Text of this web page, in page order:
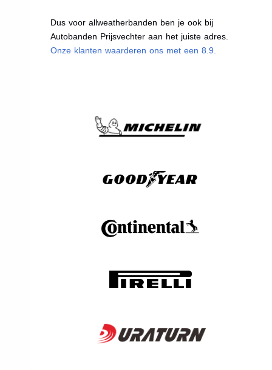
Dus voor allweatherbanden ben je ook bij
Autobanden Prijsvechter aan het juiste adres.
Onze klanten waarderen ons met een 8.9.